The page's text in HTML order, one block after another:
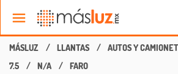
LLANTAS AUTOS Y
7.5
N/A FARO